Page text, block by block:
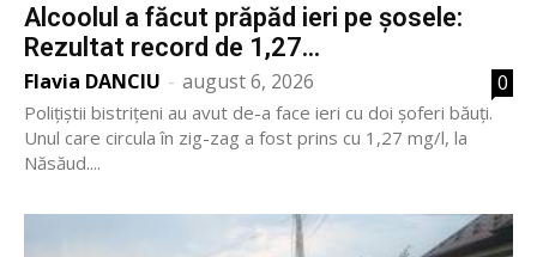
Alcoolul a făcut prăpăd ieri pe șosele:
Rezultat record de 1,27...
Flavia DANCIU - august 6, 2026 0
Polițiștii bistrițeni au avut de-a face ieri cu doi șoferi băuți.
Unul care circula în zig-zag a fost prins cu 1,27 mg/l, la
Năsăud....